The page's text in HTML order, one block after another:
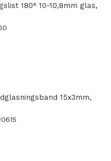
180° 10-10,8mm glas,
15x3mm,